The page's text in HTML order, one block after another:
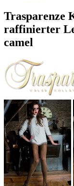
Trasparenze
raffinierter
camel